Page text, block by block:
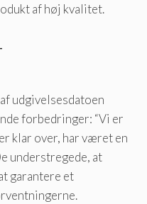
af høj kvalitet.
udgivelsesdatoen
forbedringer: “Vi er
klar over, har været en
understregede, at
garantere et